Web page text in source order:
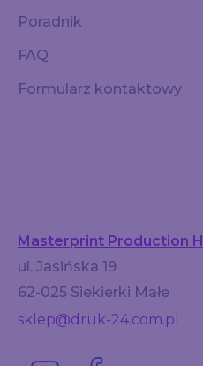
Poradnik
FAQ
Formularz kontaktowy
Masterprint Production
ul. Jasińska 19
62-025 Siekierki Małe
sklep@druk-24.com.pl